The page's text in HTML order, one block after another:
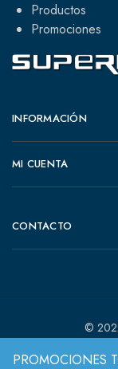
PROMOCIONES
Productos
Promociones
INFORMACIÓN
MI CUENTA
CONTACTO
©